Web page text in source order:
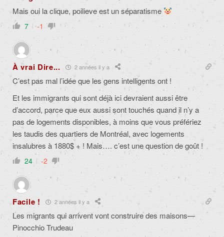
Mais oui la clique, poilieve est un séparatisme
7 -1
À vrai Dire... 2 années il y a
C’est pas mal l’idée que les gens intelligents ont !
Et les immigrants qui sont déjà ici devraient aussi être
d’accord, parce que eux aussi sont touchés quand il n’y a
pas de logements disponibles, à moins que vous préfériez
les taudis des quartiers de Montréal, avec logements
insalubres à 1880$ + ! Mais…. c’est une question de goût !
24 -2
Facile ! 2 années il y a
Les migrants qui arrivent vont construire des maisons—
Pinocchio Trudeau